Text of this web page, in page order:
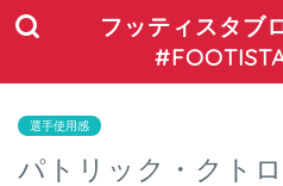
フッティスタブ
選手使用感
パトリック・クト